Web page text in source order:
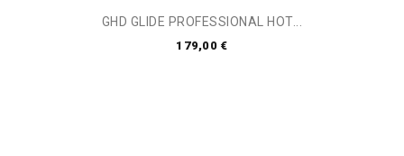
GHD GLIDE PROFESSIONAL HOT...
179,00 €